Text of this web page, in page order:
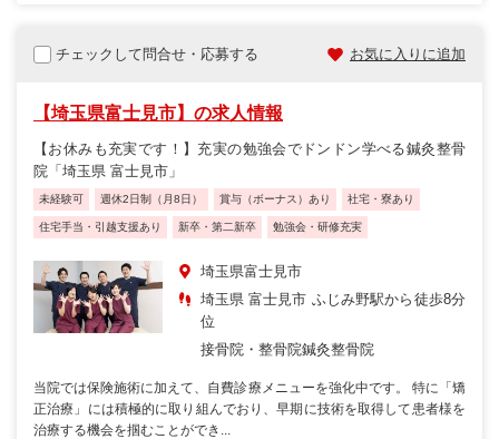
チェックして問合せ・応募する お気に入りに追加
【埼玉県富士見市】の求人情報
【お休みも充実です！】充実の勉強会でドンドン学べる鍼灸整骨
院「埼玉県 富士見市」
未経験可 週休2日制（月8日） 賞与（ボーナス）あり 社宅・寮あり
住宅手当・引越支援あり 新卒・第二新卒 勉強会・研修充実
埼玉県富士見市
埼玉県 富士見市 ふじみ野駅から徒歩8分
位
接骨院・整骨院鍼灸整骨院
当院では保険施術に加えて、自費診療メニューを強化中です。 特に「矯
正治療」には積極的に取り組んでおり、早期に技術を取得して患者様を
治療する機会を掴むことができ...